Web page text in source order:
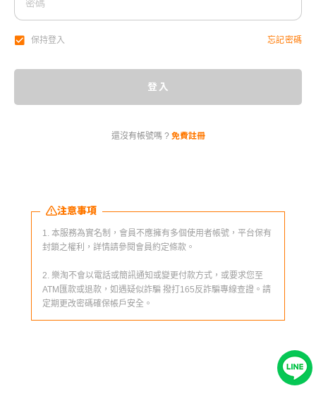
保持登入 忘記密碼
登入
還沒有帳號嗎 ? 免費註冊
注意事項
1. 本服務為實名制，會員不應擁有多個使用者帳號，平台保有
封鎖之權利，詳情請參閱會員約定條款。
2. 樂淘不會以電話或簡訊通知或變更付款方式，或要求您至
ATM匯款或退款，如遇疑似詐騙 撥打165反詐騙專線查證。請
定期更改密碼確保帳戶安全。